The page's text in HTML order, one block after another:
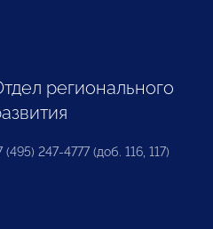
регионального
(495) 247-4777 (доб. 116, 117)